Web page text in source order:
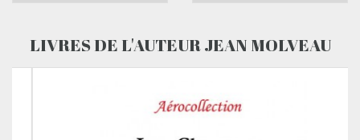
LIVRES DE L'AUTEUR JEAN MOLVEAU